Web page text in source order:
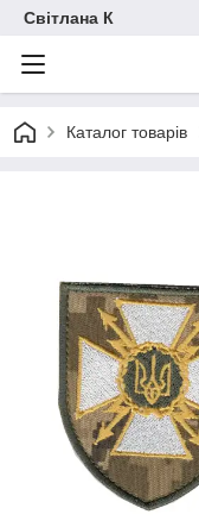
Світлана К
Каталог товарів